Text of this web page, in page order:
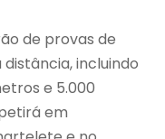
de provas de
incluindo
e 5.000
em